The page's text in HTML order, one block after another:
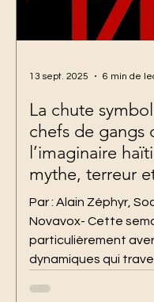
La chute
chefs de gangs
l’imaginaire
mythe, terreur
Par : Alain Zéphyr,
Novavox- Cette semaine, une amie
particulièrement
dynamiques qui
13 sept. 2025 6 min de